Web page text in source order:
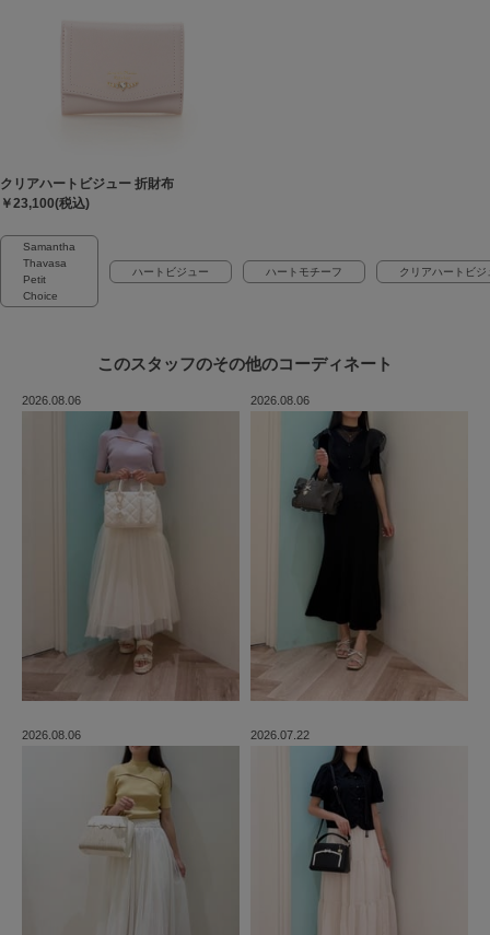
クリアハートビジュー 折財布
￥23,100(税込)
Samantha
Thavasa
Petit
Choice
ハートビジュー ハートモチーフ クリアハートビジ
このスタッフのその他のコーディネート
2026.08.06 2026.08.06
2026.08.06 2026.07.22